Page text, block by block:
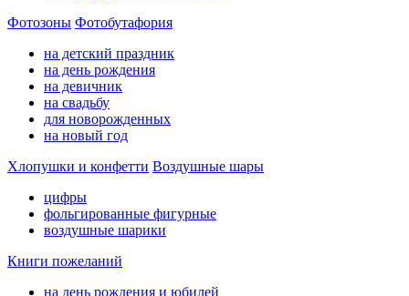
Фотозоны Фотобутафория
на детский праздник
на день рождения
на девичник
на свадьбу
для новорожденных
на новый год
Хлопушки и конфетти Воздушные шары
цифры
фольгированные фигурные
воздушные шарики
Книги пожеланий
на день рождения и юбилей